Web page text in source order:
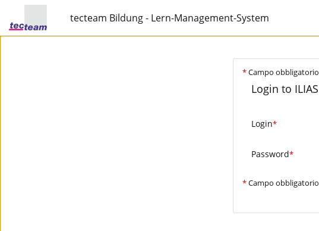
tecteam Bildung - Lern-Management-System
*Campo obbligatorio
Login to ILIAS
Login*
Password*
*Campo obbligatorio